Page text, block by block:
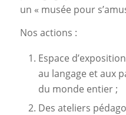
un « musée pour
Nos actions :
Espace
au langage et aux
du monde entier ;
Des ateliers